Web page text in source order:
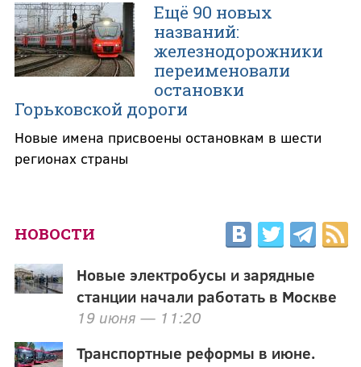
Ещё 90 новых
названий:
железнодорожники
переименовали
остановки
Горьковской дороги
Новые имена присвоены остановкам в шести
регионах страны
НОВОСТИ
Новые электробусы и зарядные
станции начали работать в Москве
19 июня — 11:20
Транспортные реформы в июне.